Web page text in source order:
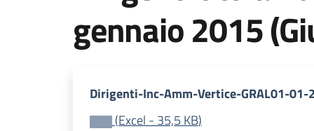
gennaio 2015
Dirigenti-Inc-Amm-Vertice-GRAL01-01-
(Excel - 35,5 KB)